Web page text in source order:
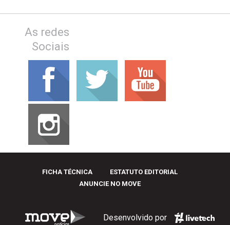
As redes
Sociais
FICHA TÉCNICA
ESTATUTO EDITORIAL
ANUNCIE NO MOVE
Desenvolvido por